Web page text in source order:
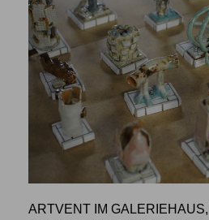
ARTVENT IM